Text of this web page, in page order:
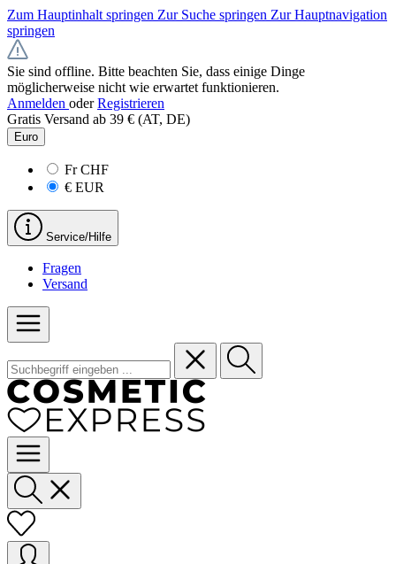
Zum Hauptinhalt springen Zur Suche springen Zur Hauptnavigation
springen
Sie sind offline. Bitte beachten Sie, dass einige Dinge
möglicherweise nicht wie erwartet funktionieren.
Anmelden oder Registrieren
Gratis Versand ab 39 € (AT, DE)
Euro
FrCHF
€ EUR
Service/Hilfe
Fragen
Versand